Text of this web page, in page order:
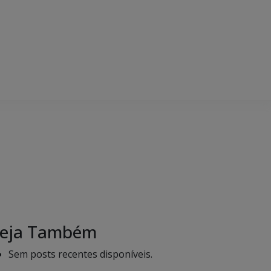
Também
Sem posts recentes disponíveis.